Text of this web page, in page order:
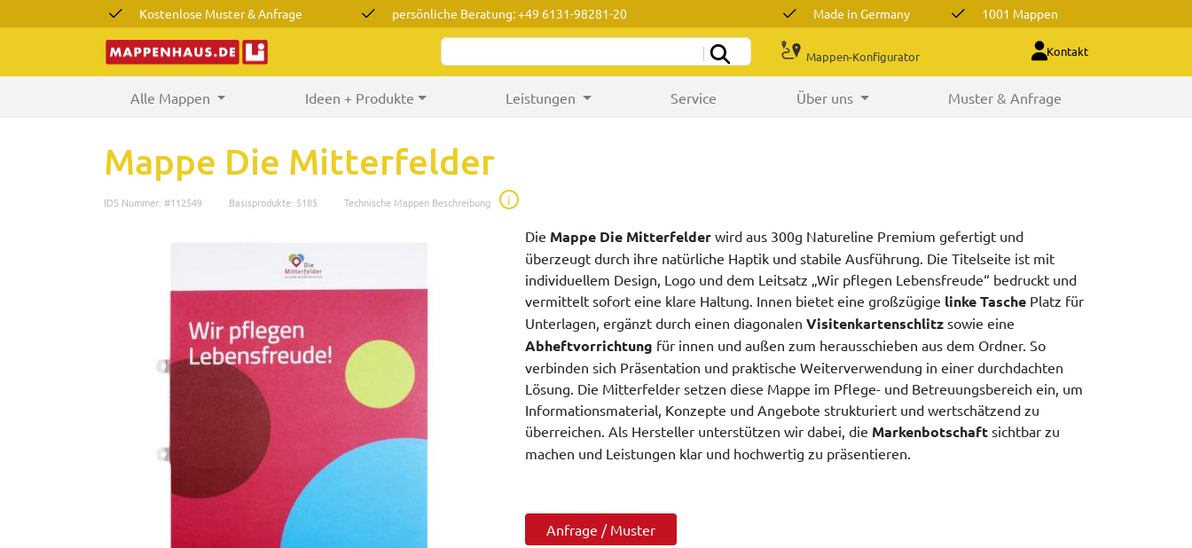
Kostenlose Muster & Anfrage persönliche Beratung: +49 6131-98281-20 Made in Germany 1001 Mappen
Mappen-Konfigurator Kontakt
Alle Mappen (current) Ideen + Produkte Leistungen Service Über uns Muster & Anfrage
Mappe Die Mitterfelder
IDS Nummer: #112549 Basisprodukte: 5185 Technische Mappen Beschreibung i
Die Mappe Die Mitterfelder wird aus 300g Natureline Premium gefertigt und
überzeugt durch ihre natürliche Haptik und stabile Ausführung. Die Titelseite ist mit
individuellem Design, Logo und dem Leitsatz „Wir pflegen Lebensfreude“ bedruckt und
vermittelt sofort eine klare Haltung. Innen bietet eine großzügige linke Tasche Platz für
Unterlagen, ergänzt durch einen diagonalen Visitenkartenschlitz sowie eine
Abheftvorrichtung für innen und außen zum herausschieben aus dem Ordner. So
verbinden sich Präsentation und praktische Weiterverwendung in einer durchdachten
Lösung. Die Mitterfelder setzen diese Mappe im Pflege- und Betreuungsbereich ein, um
Informationsmaterial, Konzepte und Angebote strukturiert und wertschätzend zu
überreichen. Als Hersteller unterstützen wir dabei, die Markenbotschaft sichtbar zu
machen und Leistungen klar und hochwertig zu präsentieren.
Anfrage / Muster